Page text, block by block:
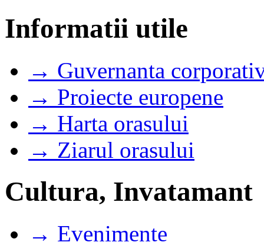
Informatii utile
→ Guvernanta
→ Proiecte europene
→ Harta orasului
→ Ziarul orasului
Cultura, Invatamant
→ Evenimente